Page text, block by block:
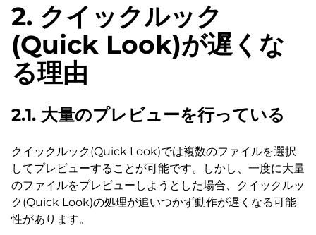
2. クイックルック
(Quick Look)が遅くな
る理由
2.1. 大量のプレビューを行っている
クイックルック(Quick Look)では複数のファイルを選択
してプレビューすることが可能です。しかし、一度に大量
のファイルをプレビューしようとした場合、クイックルッ
ク(Quick Look)の処理が追いつかず動作が遅くなる可能
性があります。